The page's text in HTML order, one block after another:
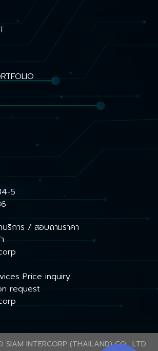
5
ริการ / สอบถามราคา
Price inquiry
request
SIAM INTERCORP (THAILAND) CO., LTD.